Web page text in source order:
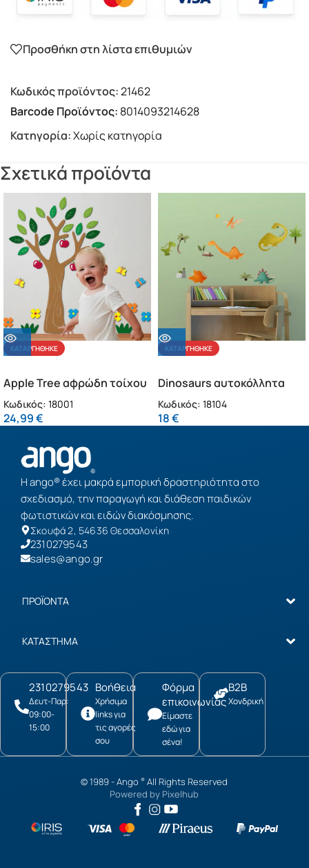
Προσθήκη στη λίστα επιθυμιών
Barcode Προϊόντος: 8014093214628
Κωδικός προϊόντος:21462
Κατηγορία:Χωρίς κατηγορία
Σχετικά προϊόντα
ΚΑΤΑΡΓΉΘΗΚΕ
Apple Tree αφρώδη τοίχου
L (18001)
Κωδικός: 18001
24,99€
ΚΑΤΑΡΓΉΘΗΚΕ
Dinosaurs αυτοκόλλητα
τοίχου (18104)
Κωδικός: 18104
18€
Η ango® έχει μακρά εμπορική δραστηριότητα στο
σχεδιασμό, την παραγωγή και διάθεση παιδικών
φωτιστικών και ειδών διακόσμησης.
Σκουφά 2, 54636 Θεσσαλονίκη
2310279543
sales@ango.gr
ΠΡΟΪΟΝΤΑ
ΚΑΤΑΣΤΗΜΑ
2310279543
Δευτ-Παρ:
09:00-
15:00
Βοήθεια
Χρήσιμα
links για
τις αγορές
σου
Φόρμα
επικοινωνίας
Είμαστε
εδώ για
σένα!
B2B
Χονδρική
© 1989 -Ango® All Rights Reserved
Powered by Pixelhub